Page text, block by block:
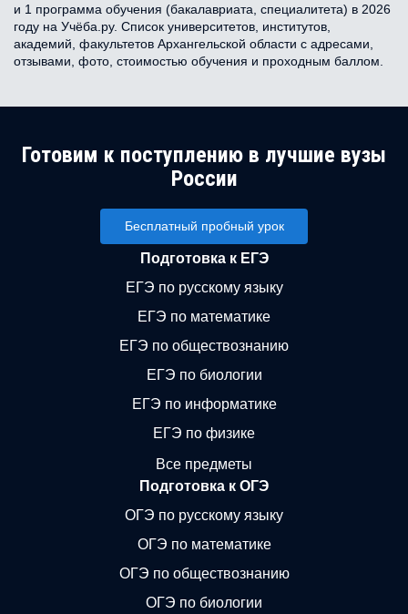
и 1 программа обучения (бакалавриата, специалитета) в 2026
году на Учёба.ру. Список университетов, институтов,
академий, факультетов Архангельской области с адресами,
отзывами, фото, стоимостью обучения и проходным баллом.
Готовим к поступлению в лучшие вузы
России
Бесплатный пробный урок
Подготовка к ЕГЭ
ЕГЭ по русскому языку
ЕГЭ по математике
ЕГЭ по обществознанию
ЕГЭ по биологии
ЕГЭ по информатике
ЕГЭ по физике
Все предметы
Подготовка к ОГЭ
ОГЭ по русскому языку
ОГЭ по математике
ОГЭ по обществознанию
ОГЭ по биологии